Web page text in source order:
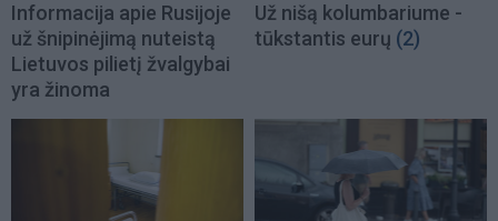
Informacija apie Rusijoje
už šnipinėjimą nuteistą
Lietuvos pilietį žvalgybai
yra žinoma
Už nišą kolumbariume -
tūkstantis eurų (2)